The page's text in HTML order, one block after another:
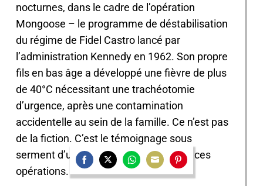
nocturnes, dans le cadre de l’opération
Mongoose – le programme de déstabilisation
du régime de Fidel Castro lancé par
l’administration Kennedy en 1962. Son propre
fils en bas âge a développé une fièvre de plus
de 40°C nécessitant une trachéotomie
d’urgence, après une contamination
accidentelle au sein de la famille. Ce n’est pas
de la fiction. C’est le témoignage sous
serment d’un homme qui a participé à ces
opérations. ShareShareShareShareShare